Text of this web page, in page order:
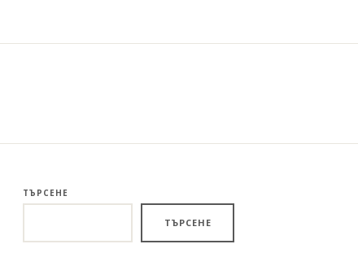
ТЪРСЕНЕ
ТЪРСЕНЕ